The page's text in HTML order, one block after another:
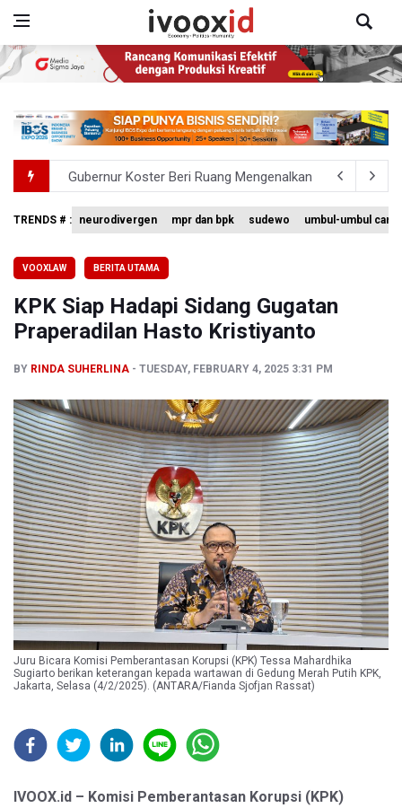
Gubernur Koster Beri Ruang Mengenalkan Arak Bali
Langkah Aldila Sutjiadi Terhenti di Babak 16 besar WTA
Kemenaker Sebut 59 Persen Tenaga Kerja Indonesia
Menhut Ajak Masyarakat Cegah Kebakaran Hutan dan
TRENDS # : neurodivergen mpr dan bpk sudewo umbul-umbul
VOOXLAW BERITA UTAMA
KPK Siap Hadapi Sidang Gugatan
Praperadilan Hasto Kristiyanto
BY RINDA SUHERLINA TUESDAY, FEBRUARY 4, 2025 3:31 PM
Juru Bicara Komisi Pemberantasan Korupsi (KPK) Tessa Mahardhika
Sugiarto berikan keterangan kepada wartawan di Gedung Merah Putih KPK,
Jakarta, Selasa (4/2/2025). (ANTARA/Fianda Sjofjan Rassat)
IVOOX.id – Komisi Pemberantasan Korupsi (KPK)